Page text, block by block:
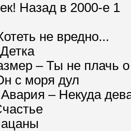
Назад в 2000-е 1
не вредно...
– Ты не плачь
с моря дул
– Некуда